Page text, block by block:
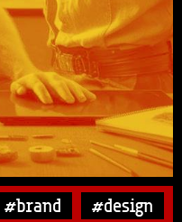
#brand #design